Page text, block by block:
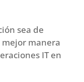
sea de
manera
IT en